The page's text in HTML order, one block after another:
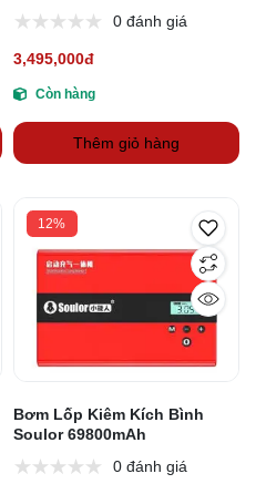
0 đánh giá
3,495,000đ
Còn hàng
Thêm giỏ hàng
12%
Bơm Lốp Kiêm Kích Bình
Soulor 69800mAh
0 đánh giá